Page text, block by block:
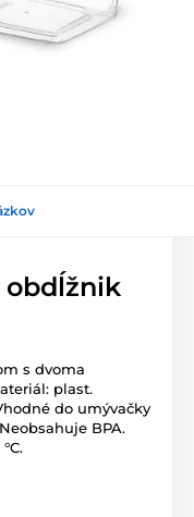
obdĺžnik
s dvoma
plast.
do umývačky
BPA.